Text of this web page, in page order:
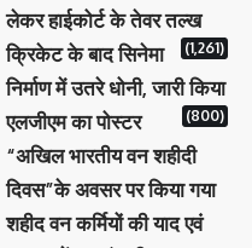
लेकर हाईकोर्ट के तेवर तल्ख
(1,261)
क्रिकेट के बाद सिनेमा
निर्माण में उतरे धोनी, जारी किया
एलजीएम का पोस्टर
(800)
“अखिल भारतीय वन शहीदी
दिवस”के अवसर पर किया गया
शहीद वन कर्मियों की याद एवं